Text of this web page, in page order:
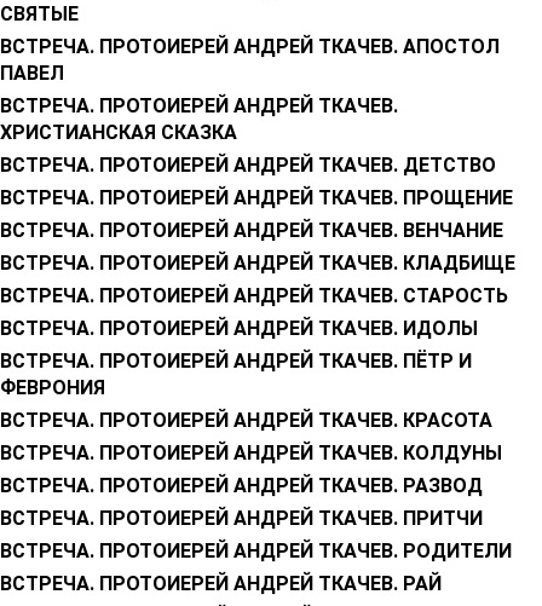
СВЯТЫЕ
ВСТРЕЧА. ПРОТОИЕРЕЙ АНДРЕЙ ТКАЧЕВ. АПОСТОЛ
ПАВЕЛ
ВСТРЕЧА. ПРОТОИЕРЕЙ АНДРЕЙ ТКАЧЕВ.
ХРИСТИАНСКАЯ СКАЗКА
ВСТРЕЧА. ПРОТОИЕРЕЙ АНДРЕЙ ТКАЧЕВ. ДЕТСТВО
ВСТРЕЧА. ПРОТОИЕРЕЙ АНДРЕЙ ТКАЧЕВ. ПРОЩЕНИЕ
ВСТРЕЧА. ПРОТОИЕРЕЙ АНДРЕЙ ТКАЧЕВ. ВЕНЧАНИЕ
ВСТРЕЧА. ПРОТОИЕРЕЙ АНДРЕЙ ТКАЧЕВ. КЛАДБИЩЕ
ВСТРЕЧА. ПРОТОИЕРЕЙ АНДРЕЙ ТКАЧЕВ. СТАРОСТЬ
ВСТРЕЧА. ПРОТОИЕРЕЙ АНДРЕЙ ТКАЧЕВ. ИДОЛЫ
ВСТРЕЧА. ПРОТОИЕРЕЙ АНДРЕЙ ТКАЧЕВ. ПЁТР И
ФЕВРОНИЯ
ВСТРЕЧА. ПРОТОИЕРЕЙ АНДРЕЙ ТКАЧЕВ. КРАСОТА
ВСТРЕЧА. ПРОТОИЕРЕЙ АНДРЕЙ ТКАЧЕВ. КОЛДУНЫ
ВСТРЕЧА. ПРОТОИЕРЕЙ АНДРЕЙ ТКАЧЕВ. РАЗВОД
ВСТРЕЧА. ПРОТОИЕРЕЙ АНДРЕЙ ТКАЧЕВ. ПРИТЧИ
ВСТРЕЧА. ПРОТОИЕРЕЙ АНДРЕЙ ТКАЧЕВ. РОДИТЕЛИ
ВСТРЕЧА. ПРОТОИЕРЕЙ АНДРЕЙ ТКАЧЕВ. РАЙ